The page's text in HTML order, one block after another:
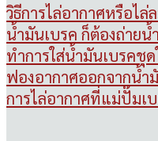
วิธีการไล่อากาศหรือไ
น้ำมันเบรค ก็ต้องถ่าย
ทำการใส่น้ำมันเบรคชุ
ฟองอากาศออกจากน้ำ
การไล่อากาศที่แม่ปั๊มเ